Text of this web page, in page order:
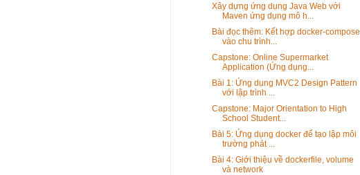
Xây dựng ứng dụng Java Web với
Maven ứng dụng mô h...
Bài đọc thêm: Kết hợp docker-compose
vào chu trình...
Capstone: Online Supermarket
Application (Ứng dụng...
Bài 1: Ứng dụng MVC2 Design Pattern
với lập trình ...
Capstone: Major Orientation to High
School Student...
Bài 5: Ứng dụng docker để tạo lập môi
trường phát ...
Bài 4: Giới thiệu về dockerfile, volume
và network